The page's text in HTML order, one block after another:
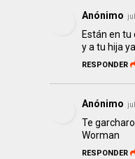
Anónimo
Están en
y a tu hija
RESPONDER
Anónimo
Te
Worman
RESPONDER